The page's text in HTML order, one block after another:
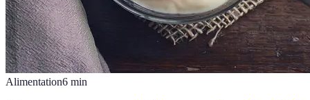
Alimentation6 min